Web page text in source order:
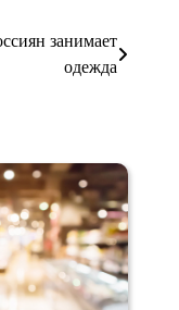
занимает
одежда